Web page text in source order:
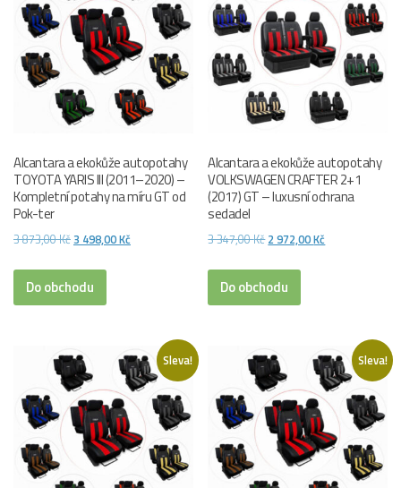
Alcantara a ekokůže autopotahy
TOYOTA YARIS III (2011–2020) –
Kompletní potahy na míru GT od
Pok-ter
3 873,00KčPůvodní
byla:
3
3 498,00KčAktuální
Do obchodu
Alcantara a ekokůže autopotahy
VOLKSWAGEN CRAFTER 2+1
(2017) GT – luxusní ochrana
sedadel
3 347,00KčPůvodní
byla:
3
2 972,00KčAktuální
Do obchodu
Sleva! Sleva!